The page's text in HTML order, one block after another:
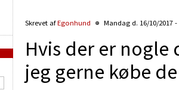
Skrevet afEgonhund Mandag d. 16/10/2017
Hvis der er nogle
jeg gerne købe